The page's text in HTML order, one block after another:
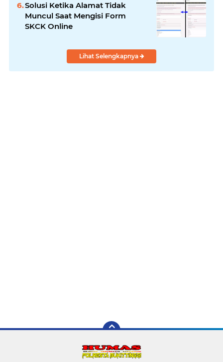
Solusi Ketika Alamat Tidak
Muncul Saat Mengisi Form
SKCK Online
Lihat Selengkapnya